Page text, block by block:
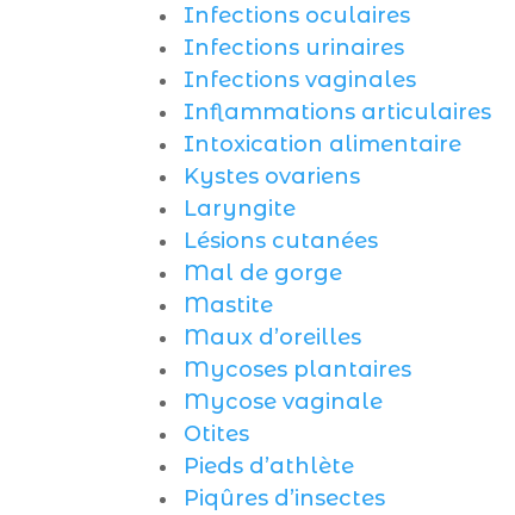
Infections oculaires
Infections urinaires
Infections vaginales
Inflammations articulaires
Intoxication alimentaire
Kystes ovariens
Laryngite
Lésions cutanées
Mal de gorge
Mastite
Maux d’oreilles
Mycoses plantaires
Mycose vaginale
Otites
Pieds d’athlète
Piqûres d’insectes